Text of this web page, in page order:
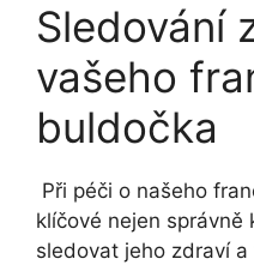
Sledování‍
vašeho
buldočka
Při péči o našeho‌
klíčové nejen správně
sledovat jeho zdraví